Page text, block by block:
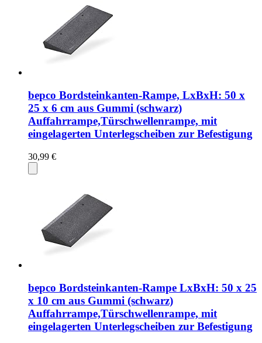
bepco Bordsteinkanten-Rampe, LxBxH: 50 x
25 x 6 cm aus Gummi (schwarz)
Auffahrrampe,Türschwellenrampe, mit
eingelagerten Unterlegscheiben zur Befestigung
30,99 €
bepco Bordsteinkanten-Rampe LxBxH: 50 x 25
x 10 cm aus Gummi (schwarz)
Auffahrrampe,Türschwellenrampe, mit
eingelagerten Unterlegscheiben zur Befestigung